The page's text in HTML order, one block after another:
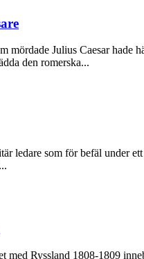
mördade Julius Caesar hade
den romerska...
ledare som för befäl under
med Ryssland 1808-1809